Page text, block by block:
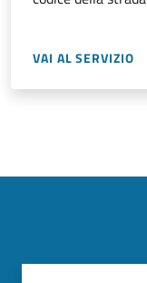
VAI AL SERVIZIO